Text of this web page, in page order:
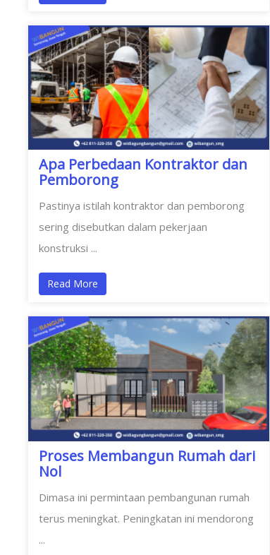
Apa Perbedaan Kontraktor dan
Pemborong
Pastinya istilah kontraktor dan pemborong
sering disebutkan dalam pekerjaan
konstruksi ...
Read More
Proses Membangun Rumah dari
Nol
Dimasa ini permintaan pembangunan rumah
terus meningkat. Peningkatan ini mendorong
...